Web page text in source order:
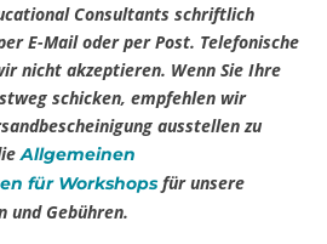
Consultants schriftlich
E-Mail oder per Post. Telefonische
nicht akzeptieren. Wenn Sie Ihre
schicken, empfehlen wir
ausstellen zu
Allgemeinen
für Workshops für unsere
und Gebühren.